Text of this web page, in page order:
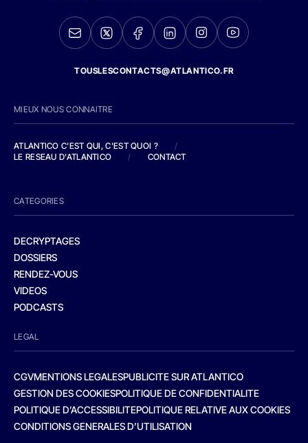
TOUSLESCONTACTS@ATLANTICO.FR
MIEUX NOUS CONNAITRE
ATLANTICO C'EST QUI, C'EST QUOI ?
/
LE RESEAU D'ATLANTICO
/ CONTACT
CATEGORIES
DECRYPTAGES
DOSSIERS
RENDEZ-VOUS
VIDEOS
PODCASTS
LEGAL
CGVMENTIONS LEGALESPUBLICITE SUR ATLANTICO
GESTION DES COOKIESPOLITIQUE DE CONFIDENTIALITE
POLITIQUE D’ACCESSIBILITEPOLITIQUE RELATIVE AUX COOKIES
CONDITIONS GENERALES D’UTILISATION